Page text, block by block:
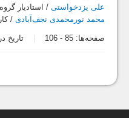
علی یزدخواستی / استاديار
محمد نورمحمدی نجف‌آبادی /
صفحه‌ها: 85
- تاریخ